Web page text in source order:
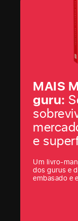
MAIS
guru:
e
Um livro-
dos gurus e
embasado e